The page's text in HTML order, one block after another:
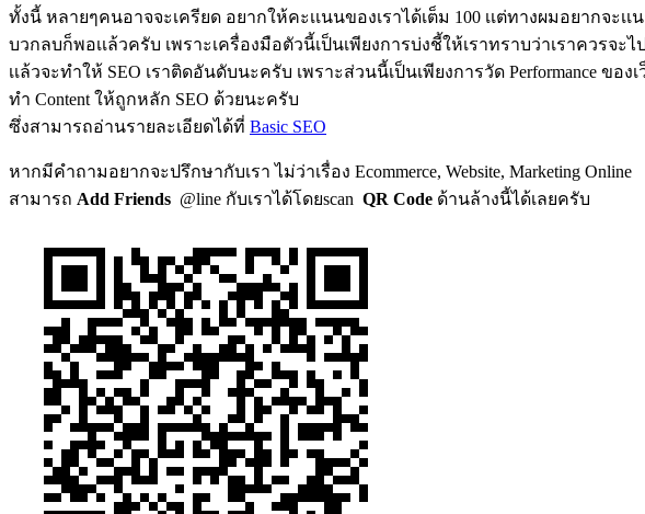
ทั้งนี้ หลายๆคนอาจจะเครียด อยากให้คะเเนนของเราได้เต็ม 100 เเต่ทางผมอยากจ
บวกลบก็พอเเล้วครับ เพราะเครื่องมือตัวนี้เป็นเพียงการบ่งชี้ให้เราทราบว่าเราควรจ
เเล้วจะทำให้ SEO เราติดอันดับนะครับ เพราะส่วนนี้เป็นเพียงการวัด Performance
ทำ Content ให้ถูกหลัก SEO ด้วยนะครับ
ซึ่งสามารถอ่านรายละเอียดได้ที่ Basic SEO
หากมีคำถามอยากจะปรึกษากับเรา ไม่ว่าเรื่อง Ecommerce, Website, Marketing Online
สามารถ Add Friends @line กับเราได้โดยscan QR Code ด้านล้างนี้ได้เลยครับ